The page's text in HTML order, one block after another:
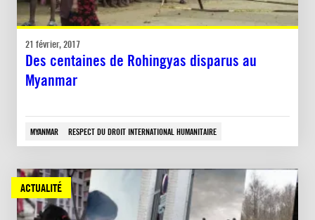
21 février, 2017
Des centaines de Rohingyas disparus au
Myanmar
MYANMAR RESPECT DU DROIT INTERNATIONAL HUMANITAIRE
ACTUALITÉ